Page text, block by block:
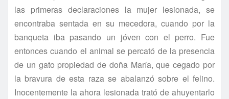
las primeras declaraciones la mujer lesionada, se
encontraba sentada en su mecedora, cuando por la
banqueta iba pasando un jóven con el perro. Fue
entonces cuando el animal se percató de la presencia
de un gato propiedad de doña Marí­a, que cegado por
la bravura de esta raza se abalanzó sobre el felino.
Inocentemente la ahora lesionada trató de ahuyentarlo